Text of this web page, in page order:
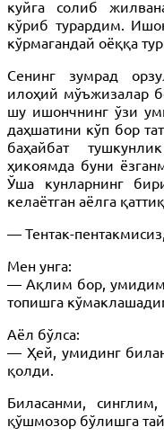
куйга солиб
кўриб турардим.
кўрмагандай оёққа
Сенинг зумрад
илоҳий мўъжизалар
шу ишончнинг ўзи
даҳшатини кўп бор
баҳайбат
ҳикоямда буни
Ўша кунларнинг
келаётган аёлга
— Тентак-
Мен унга:
— Ақлим бор, умидим
топишга
Аёл бўлса:
— Ҳей, умидинг
қолди.
Биласанми,
қўшмозор бўлишга